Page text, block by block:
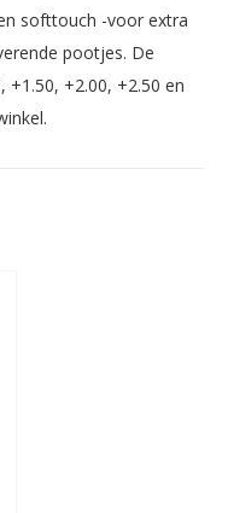
softtouch -voor extra
pootjes. De
+1.50, +2.00, +2.50 en